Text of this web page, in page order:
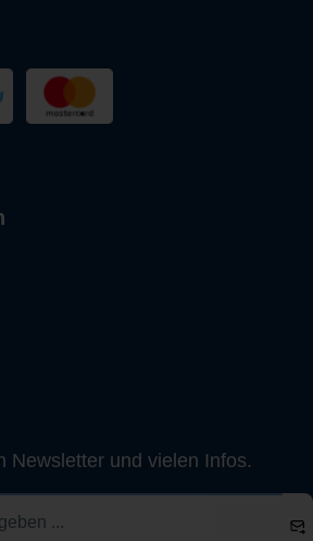
Newsletter und vielen Infos.